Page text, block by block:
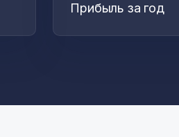
Прибыль за год